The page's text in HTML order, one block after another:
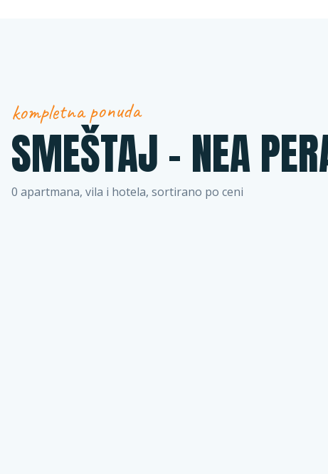
kompletna ponuda
SMEŠTAJ –NEA
0 apartmana, vila i hotela, sortirano po ceni